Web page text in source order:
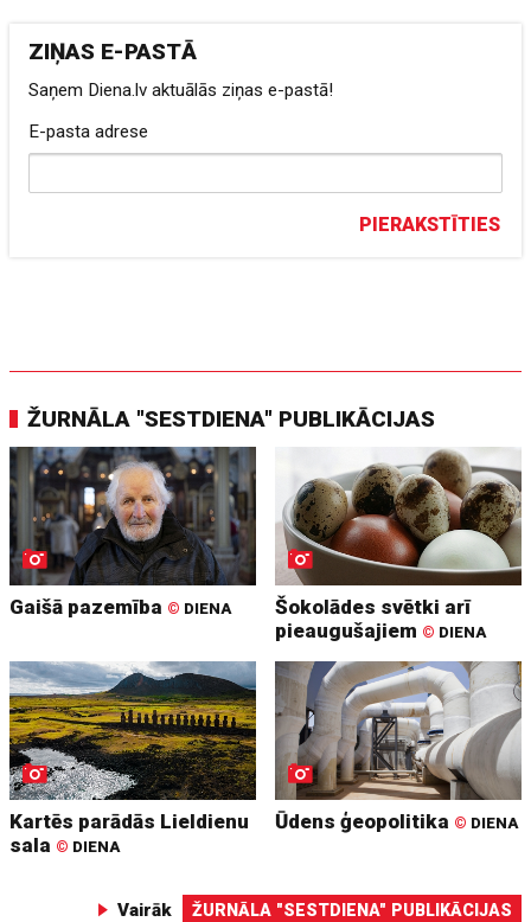
ZIŅAS E-PASTĀ
Saņem Diena.lv aktuālās ziņas e-pastā!
E-pasta adrese
PIERAKSTĪTIES
ŽURNĀLA "SESTDIENA" PUBLIKĀCIJAS
Gaišā pazemība © DIENA
Šokolādes svētki arī
pieaugušajiem © DIENA
Kartēs parādās Lieldienu
sala © DIENA
Ūdens ģeopolitika © DIENA
Vairāk ŽURNĀLA "SESTDIENA" PUBLIKĀCIJAS